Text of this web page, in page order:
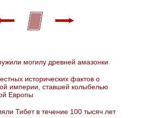
могилу древней амазонки
исторических фактов о
империи, ставшей колыбелью
Европы
Тибет в течение 100 тысяч лет